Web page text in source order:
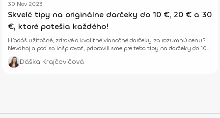
30 Nov 2023
Skvelé tipy na originálne darčeky do 10 €, 20 € a 30
€, ktoré potešia každého!
Hľadáš užitočné, zdravé a kvalitné vianočné darčeky za rozumnú cenu?
Neváhaj a poď sa inšpirovať, pripravili sme pre teba tipy na darčeky do 10
€, 20 € a 30 €.
Dáška Krajčovičová